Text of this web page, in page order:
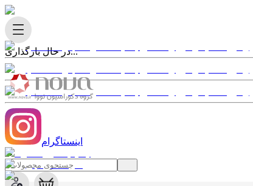
در حال بارگذاری...
✖
اینستاگرام